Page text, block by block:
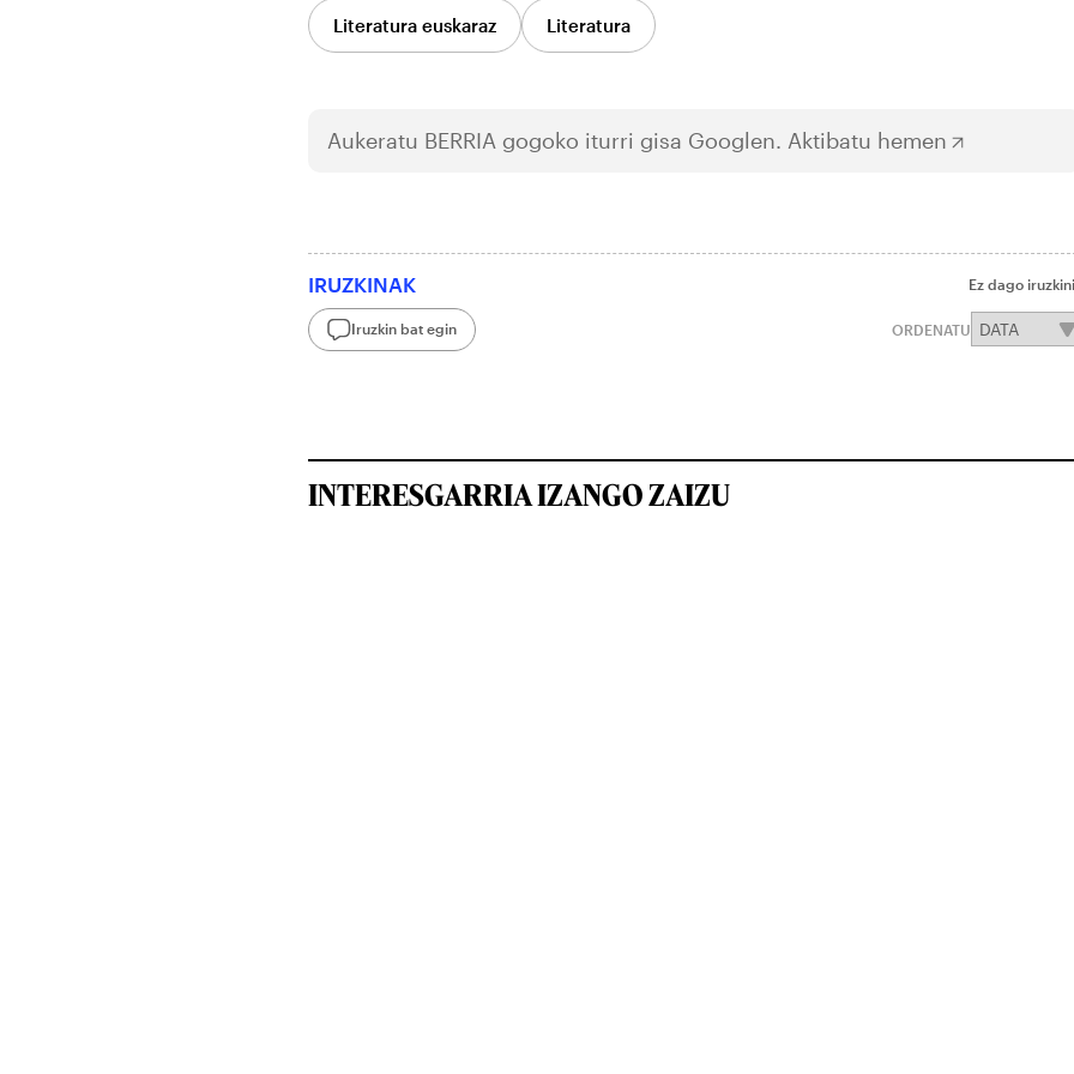
Literatura euskaraz Literatura
Aukeratu BERRIA gogoko iturri gisa Googlen. Aktibatu hemen
IRUZKINAK Ez dago
Iruzkin bat egin ORDENATU
INTERESGARRIA IZANGO ZAIZU